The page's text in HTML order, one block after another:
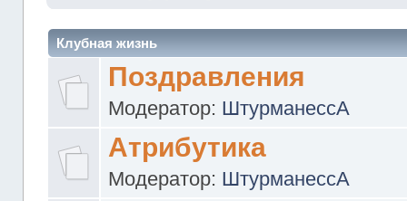
Клубная жизнь
Поздравления
Модератор: ШтурманессА
Атрибутика
Модератор: ШтурманессА